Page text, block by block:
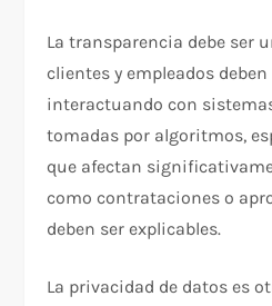
La transparencia debe ser
clientes y empleados
interactuando con
tomadas por algoritmos,
que afectan
como contrataciones o
deben ser explicables.
La privacidad de datos es